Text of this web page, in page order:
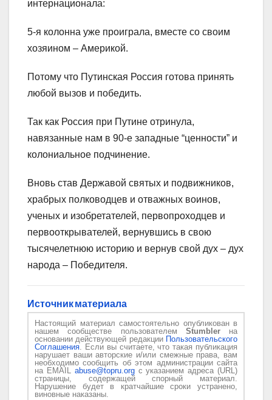
интернационала:
5-я колонна уже проиграла, вместе со своим
хозяином – Америкой.
Потому что Путинская Россия готова принять
любой вызов и победить.
Так как Россия при Путине отринула,
навязанные нам в 90-е западные “ценности” и
колониальное подчинение.
Вновь став Державой святых и подвижников,
храбрых полководцев и отважных воинов,
ученых и изобретателей, первопроходцев и
первооткрывателей, вернувшись в свою
тысячелетнюю историю и вернув свой дух – дух
народа – Победителя.
Источник материала
Настоящий материал самостоятельно опубликован в
нашем сообществе пользователем Stumblerна
основании действующей редакции Пользовательского
Соглашения. Если вы считаете, что такая публикация
нарушает ваши авторские и/или смежные права, вам
необходимо сообщить об этом администрации сайта
на EMAIL abuse@topru.orgс указанием адреса (URL)
страницы, содержащей спорный материал.
Нарушение будет в кратчайшие сроки устранено,
виновные наказаны.